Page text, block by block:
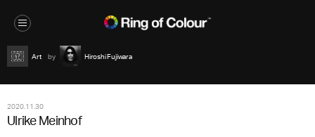
Art Hiroshi Fujiwara
2020.11.30
Ulrike Meinhof